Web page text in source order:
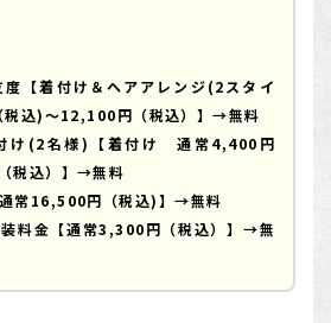
【着付け＆ヘアアレンジ(2スタイ
込)～12,100円（税込）】→無料
け(2名様)【着付け 通常4,400円
税込）】→無料
常16,500円（税込)】→無料
料金【通常3,300円（税込）】→無